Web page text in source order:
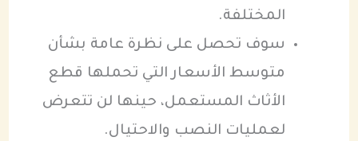
المختلفة.
سوف تحصل على نظرة عامة بشأن
متوسط الأسعار التي تحملها قطع
الأثاث المستعمل، حينها لن تتعرض
لعمليات النصب والاحتيال.